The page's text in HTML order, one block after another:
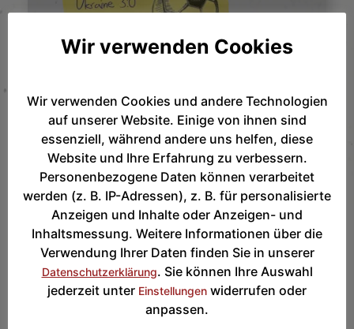
TVNO Abteilungen
TVNO Hauptseite
Volleyball
Wir verwenden Cookies
Wir verwenden Cookies und andere Technologien
auf unserer Website. Einige von ihnen sind
essenziell, während andere uns helfen, diese
Website und Ihre Erfahrung zu verbessern.
Personenbezogene Daten können verarbeitet
werden (z. B. IP-Adressen), z. B. für personalisierte
Anzeigen und Inhalte oder Anzeigen- und
Inhaltsmessung. Weitere Informationen über die
Verwendung Ihrer Daten finden Sie in unserer
Datenschutzerklärung. Sie können Ihre Auswahl
jederzeit unter Einstellungen widerrufen oder
anpassen.